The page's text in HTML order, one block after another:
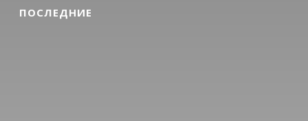
ПОСЛЕДНИЕ